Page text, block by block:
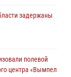
задержаны
полевой
центра «Вымпел